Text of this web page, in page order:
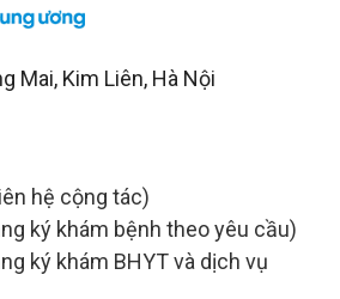
Mai, Kim Liên, Hà Nội
hệ cộng tác)
ký khám bệnh theo yêu cầu)
ký khám BHYT và dịch vụ